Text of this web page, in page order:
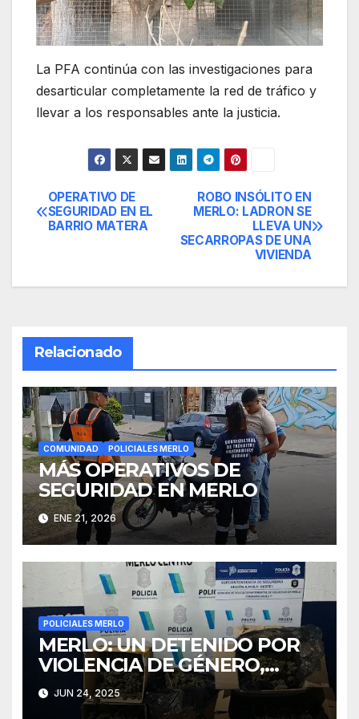
La PFA continúa con las investigaciones para
desarticular completamente la red de tráfico y
llevar a los responsables ante la justicia.
Navegación
de
ROBO INSÓLITO EN
MERLO: LADRON SE
LLEVA UN
SECARROPAS DE UNA
VIVIENDA
OPERATIVO DE
SEGURIDAD EN EL
BARRIO MATERA
Relacionado
COMUNIDAD POLICIALES MERLO
MÁS OPERATIVOS DE
SEGURIDAD EN MERLO
ENE 21, 2026
POLICIALES MERLO
MERLO: UN DETENIDO POR
VIOLENCIA DE GÉNERO,
DROGAS Y MUNICIONES
INCAUTADAS
JUN 24, 2025